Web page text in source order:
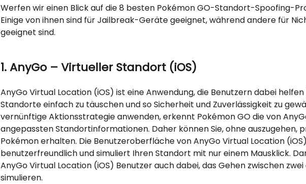
Werfen wir einen Blick auf die 8 besten Pokémon GO-Standort-Spoofing-
Einige von ihnen sind für Jailbreak-Geräte geeignet, während andere für
geeignet sind.
1. AnyGo – Virtueller Standort (iOS)
AnyGo Virtual Location (iOS) ist eine Anwendung, die Benutzern dabei
Standorte einfach zu täuschen und so Sicherheit und Zuverlässigkeit zu
vernünftige Aktionsstrategie anwenden, erkennt Pokémon GO die von
angepassten Standortinformationen. Daher können Sie, ohne auszugehen,
Pokémon erhalten. Die Benutzeroberfläche von AnyGo Virtual Location
benutzerfreundlich und simuliert Ihren Standort mit nur einem Mausklick.
AnyGo Virtual Location (iOS) Benutzer auch dabei, das Gehen zwischen
simulieren.